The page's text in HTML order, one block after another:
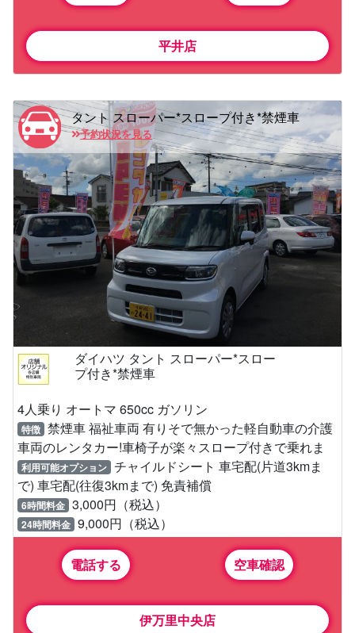
平井店
タント スローパー*スロープ付き*禁煙車
予約状況を見る
ダイハツ タント スローパー*スロー
プ付き*禁煙車
4人乗り オートマ 650cc ガソリン
特徴 禁煙車 福祉車両 有りそで無かった軽自動車の介護
車両のレンタカー!車椅子が楽々スロープ付きで乗れま
利用可能オプション チャイルドシート 車宅配(片道3kmま
で) 車宅配(往復3kmまで) 免責補償
6時間料金 3,000円（税込）
24時間料金 9,000円（税込）
電話する 空車確認
伊万里中央店